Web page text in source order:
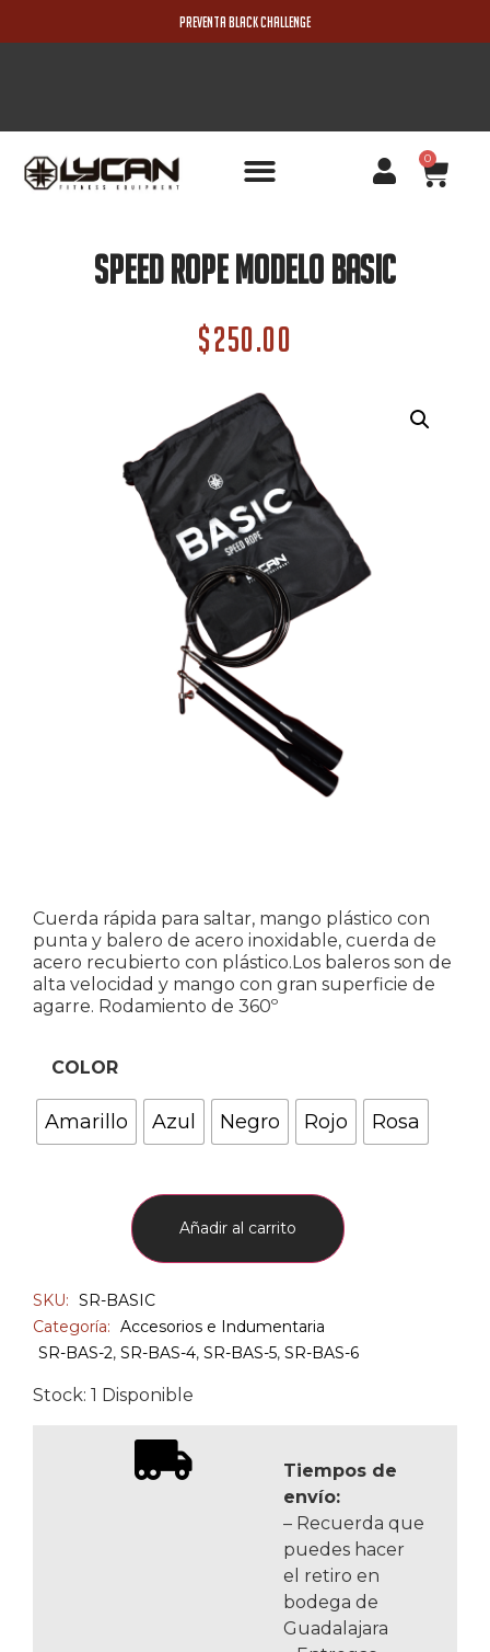
PREVENTA BLACK CHALLENGE
0
Speed Rope Modelo Basic
$250.00
Cuerda rápida para saltar, mango plástico con
punta y balero de acero inoxidable, cuerda de
acero recubierto con plástico.Los baleros son de
alta velocidad y mango con gran superficie de
agarre. Rodamiento de 360º
COLOR
Amarillo Azul Negro Rojo Rosa
Añadir al carrito
SKU: SR-BASIC
Categoría: Accesorios e Indumentaria
SR-BAS-2, SR-BAS-4, SR-BAS-5, SR-BAS-6
Stock: 1 Disponible
Tiempos de
envío:
– Recuerda que
puedes hacer
el retiro en
bodega de
Guadalajara